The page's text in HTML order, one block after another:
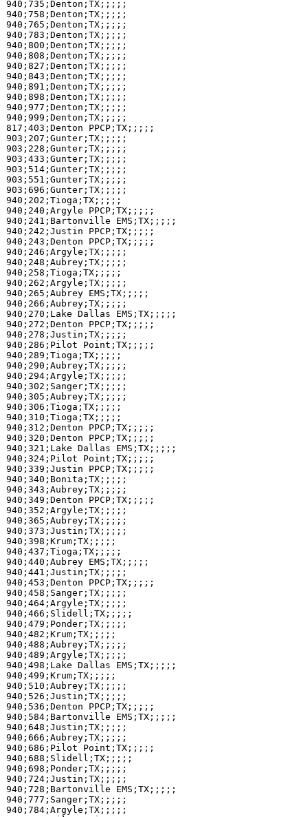
940;735;Denton;TX;;;;;
940;758;Denton;TX;;;;;
940;765;Denton;TX;;;;;
940;783;Denton;TX;;;;;
940;800;Denton;TX;;;;;
940;808;Denton;TX;;;;;
940;827;Denton;TX;;;;;
940;843;Denton;TX;;;;;
940;891;Denton;TX;;;;;
940;898;Denton;TX;;;;;
940;977;Denton;TX;;;;;
940;999;Denton;TX;;;;;
817;403;Denton PPCP;TX;;;;;
903;207;Gunter;TX;;;;;
903;228;Gunter;TX;;;;;
903;433;Gunter;TX;;;;;
903;514;Gunter;TX;;;;;
903;551;Gunter;TX;;;;;
903;696;Gunter;TX;;;;;
940;202;Tioga;TX;;;;;
940;240;Argyle PPCP;TX;;;;;
940;241;Bartonville EMS;TX;;;;;
940;242;Justin PPCP;TX;;;;;
940;243;Denton PPCP;TX;;;;;
940;246;Argyle;TX;;;;;
940;248;Aubrey;TX;;;;;
940;258;Tioga;TX;;;;;
940;262;Argyle;TX;;;;;
940;265;Aubrey EMS;TX;;;;;
940;266;Aubrey;TX;;;;;
940;270;Lake Dallas EMS;TX;;;;;
940;272;Denton PPCP;TX;;;;;
940;278;Justin;TX;;;;;
940;286;Pilot Point;TX;;;;;
940;289;Tioga;TX;;;;;
940;290;Aubrey;TX;;;;;
940;294;Argyle;TX;;;;;
940;302;Sanger;TX;;;;;
940;305;Aubrey;TX;;;;;
940;306;Tioga;TX;;;;;
940;310;Tioga;TX;;;;;
940;312;Denton PPCP;TX;;;;;
940;320;Denton PPCP;TX;;;;;
940;321;Lake Dallas EMS;TX;;;;;
940;324;Pilot Point;TX;;;;;
940;339;Justin PPCP;TX;;;;;
940;340;Bonita;TX;;;;;
940;343;Aubrey;TX;;;;;
940;349;Denton PPCP;TX;;;;;
940;352;Argyle;TX;;;;;
940;365;Aubrey;TX;;;;;
940;373;Justin;TX;;;;;
940;398;Krum;TX;;;;;
940;437;Tioga;TX;;;;;
940;440;Aubrey EMS;TX;;;;;
940;441;Justin;TX;;;;;
940;453;Denton PPCP;TX;;;;;
940;458;Sanger;TX;;;;;
940;464;Argyle;TX;;;;;
940;466;Slidell;TX;;;;;
940;479;Ponder;TX;;;;;
940;482;Krum;TX;;;;;
940;488;Aubrey;TX;;;;;
940;489;Argyle;TX;;;;;
940;498;Lake Dallas EMS;TX;;;;;
940;499;Krum;TX;;;;;
940;510;Aubrey;TX;;;;;
940;526;Justin;TX;;;;;
940;536;Denton PPCP;TX;;;;;
940;584;Bartonville EMS;TX;;;;;
940;648;Justin;TX;;;;;
940;666;Aubrey;TX;;;;;
940;686;Pilot Point;TX;;;;;
940;688;Slidell;TX;;;;;
940;698;Ponder;TX;;;;;
940;724;Justin;TX;;;;;
940;728;Bartonville EMS;TX;;;;;
940;777;Sanger;TX;;;;;
940;784;Argyle;TX;;;;;